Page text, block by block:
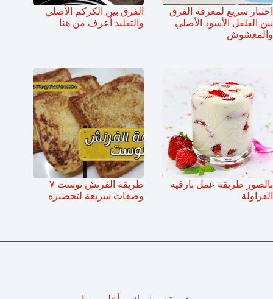
اختبار سريع لمعرفة الفرق
بين الفلفل الأسود الأصلي
والمغشوش
الفرق بين الكركم الأصلي
والتقليد أعرف من هنا
بالصور طريقة عمل بارفيه
الفراولة
طريقة الفرنش توست ٧
وصفات سريعة لتحضيره